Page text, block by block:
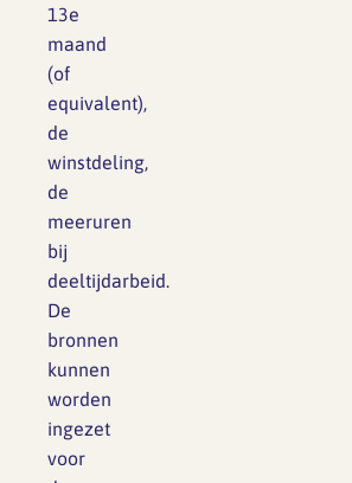
13e
maand
(of
equivalent),
de
winstdeling,
de
meeruren
bij
deeltijdarbeid.
De
bronnen
kunnen
worden
ingezet
voor